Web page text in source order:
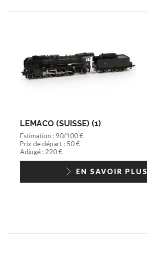
LEMACO (SUISSE) (1)
Estimation : 90/100 €
Prix de départ : 50 €
Adjugé : 220 €
EN SAVOIR PLUS